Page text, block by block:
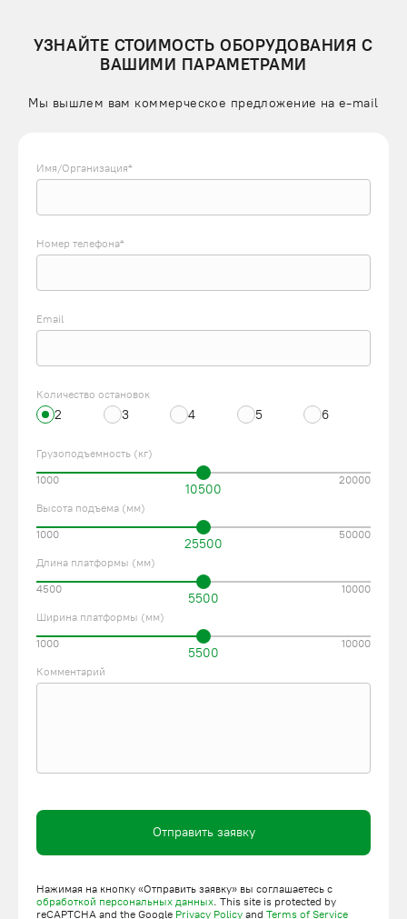
УЗНАЙТЕ СТОИМОСТЬ ОБОРУДОВАНИЯ С
ВАШИМИ ПАРАМЕТРАМИ
Мы вышлем вам коммерческое предложение на e-mail
Имя/Организация*
Номер телефона*
Email
Количество остановок
2 3 4 5 6
Грузоподъемность (кг)
10500
1000 20000
Высота подъема (мм)
25500
1000 50000
Длина платформы (мм)
5500
4500 10000
Ширина платформы (мм)
5500
1000 10000
Комментарий
Отправить заявку
Нажимая на кнопку «Отправить заявку» вы соглашаетесь с
обработкой персональных данных. This site is protected by
reCAPTCHA and the Google Privacy Policy and Terms of Service